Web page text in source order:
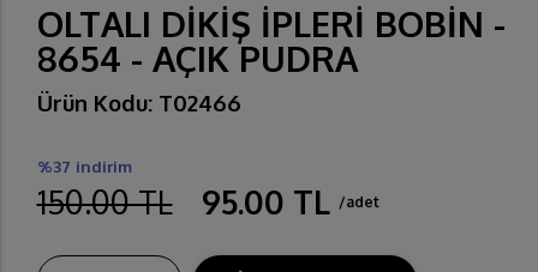
OLTALI DİKİŞ İPLERİ BOBİN -
8654 - AÇIK PUDRA
Ürün Kodu: T02466
%37 indirim
150.00 TL 95.00 TL /adet